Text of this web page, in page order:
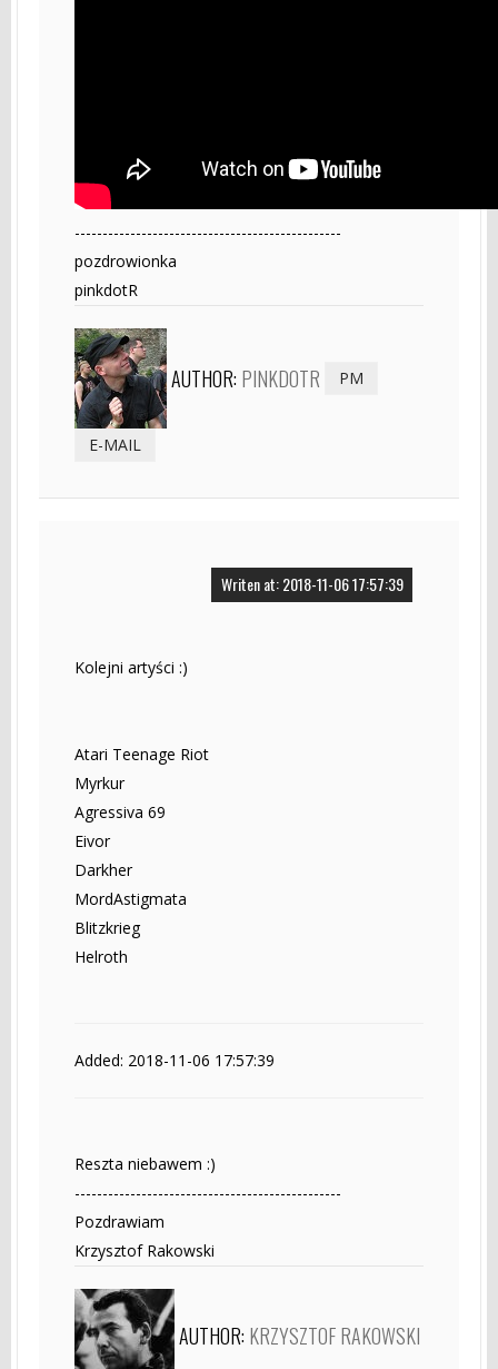
------------------------------------------------
pozdrowionka
pinkdotR
AUTHOR: PINKDOTR PM
E-MAIL
Writen at: 2018-11-06 17:57:39
Kolejni artyści :)
Atari Teenage Riot
Myrkur
Agressiva 69
Eivor
Darkher
MordAstigmata
Blitzkrieg
Helroth
Added: 2018-11-06 17:57:39
Reszta niebawem :)
------------------------------------------------
Pozdrawiam
Krzysztof Rakowski
AUTHOR: KRZYSZTOF RAKOWSKI